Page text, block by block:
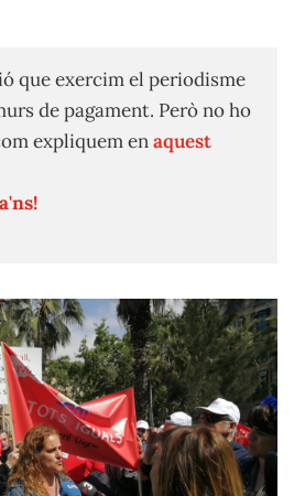
que exercim el periodisme
de pagament. Però no ho
expliquem enaquest